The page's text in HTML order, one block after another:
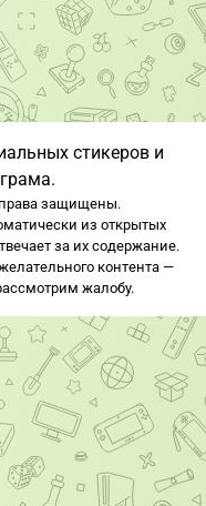
стикеров и
права защищены.
из открытых
за их содержание.
контента —
жалобу.